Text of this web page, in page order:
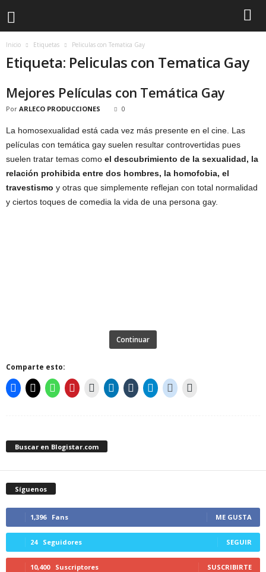
Inicio Etiquetas Peliculas con Tematica Gay
Etiqueta: Peliculas con Tematica Gay
Mejores Películas con Temática Gay
Por ARLECO PRODUCCIONES 0
La homosexualidad está cada vez más presente en el cine. Las
películas con temática gay suelen resultar controvertidas pues
suelen tratar temas como el descubrimiento de la sexualidad, la
relación prohibida entre dos hombres, la homofobia, el
travestismo y otras que simplemente reflejan con total normalidad
y ciertos toques de comedia la vida de una persona gay.
Continuar
Comparte esto:
Buscar en Blogistar.com
Síguenos
1,396 Fans ME GUSTA
24 Seguidores SEGUIR
10,400 Suscriptores SUSCRIBIRTE